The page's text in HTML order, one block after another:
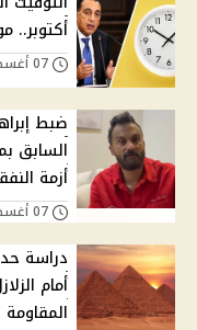
أكتوبر.. موعد
ضبط
السابق
أزمة
دراسة
أمام
المقاومة